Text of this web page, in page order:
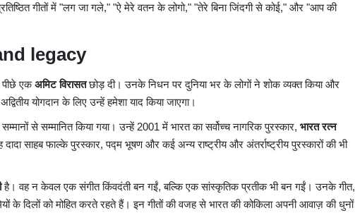
गीतों में "लग जा गले," "ऐ मेरे वतन के लोगो," "तेरे बिना जिंदगी से कोई," और "आप की
legacy
एकअमिट विरासतछोड़ दी। उनके निधन पर दुनिया भर के लोगों ने शोक व्यक्त किया और
योगदान के लिए उन्हें हमेशा याद किया जाएगा।
से सम्मानित किया गया। उन्हें 2001 में भारत का सर्वोच्च नागरिक पुरस्कार, भारत रत्न
दादा साहब फाल्के पुरस्कार, पद्म भूषण और कई अन्य राष्ट्रीय और अंतर्राष्ट्रीय पुरस्कारों की भी
है। वह न केवल एक संगीत किंवदंती बन गईं, बल्कि एक सांस्कृतिक प्रतीक भी बन गईं। उनके गीत,
के दिलों को मोहित करते रहते हैं। इन गीतों की वजह से भारत की कोकिला अपनी आवाज़ की धुनों